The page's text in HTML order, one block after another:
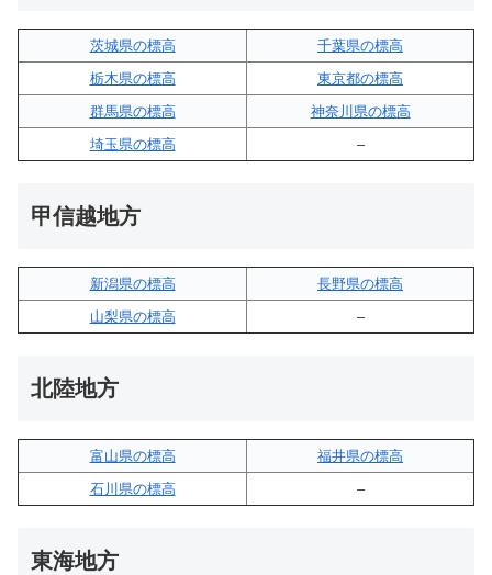
茨城県の標高
千葉県の標高
栃木県の標高
東京都の標高
群馬県の標高
神奈川県の標高
埼玉県の標高
–
甲信越地方
新潟県の標高
長野県の標高
山梨県の標高
–
北陸地方
富山県の標高
福井県の標高
石川県の標高
–
東海地方